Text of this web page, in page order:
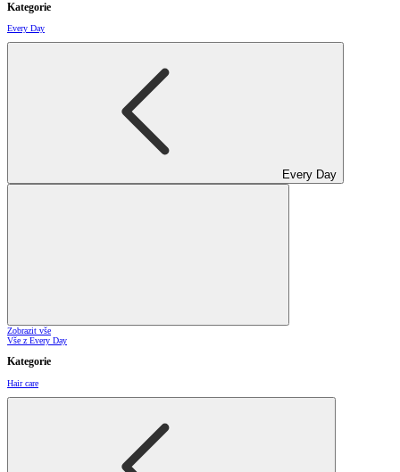
Kategorie
Every Day
Every Day
Zobrazit vše
Vše z Every Day
Kategorie
Hair care